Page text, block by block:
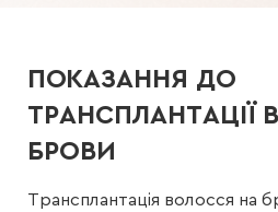
ПОКАЗАННЯ ДО
ТРАНСПЛАНТАЦІЇ
БРОВИ
Трансплантація волосся на